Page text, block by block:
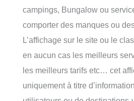
campings, Bungalow ou
comporter des manques ou
L’affichage sur le site ou le
en aucun cas les meilleurs
les meilleurs tarifs etc… cet
uniquement à titre